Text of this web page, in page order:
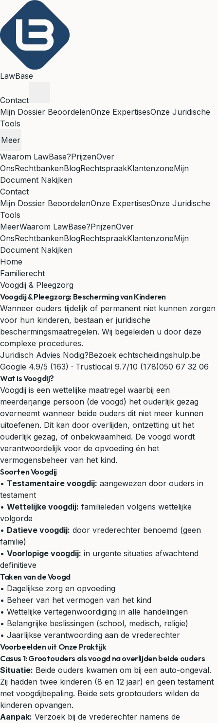
LawBase
Contact
Mijn Dossier BeoordelenOnze ExpertisesOnze Juridische
Tools
Meer
Waarom LawBase?PrijzenOver
OnsRechtbankenBlogRechtspraakKlantenzoneMijn
Document Nakijken
Contact
Mijn Dossier BeoordelenOnze ExpertisesOnze Juridische
Tools
MeerWaarom LawBase?PrijzenOver
OnsRechtbankenBlogRechtspraakKlantenzoneMijn
Document Nakijken
Home
Familierecht
Voogdij & Pleegzorg
Voogdij & Pleegzorg: Bescherming van Kinderen
Wanneer ouders tijdelijk of permanent niet kunnen zorgen
voor hun kinderen, bestaan er juridische
beschermingsmaatregelen. Wij begeleiden u door deze
complexe procedures.
Juridisch Advies Nodig?Bezoek echtscheidingshulp.be
Google 4.9/5 (163) · Trustlocal 9.7/10 (178)050 67 32 06
Wat is Voogdij?
Voogdij is een wettelijke maatregel waarbij een
meerderjarige persoon (de voogd) het ouderlijk gezag
overneemt wanneer beide ouders dit niet meer kunnen
uitoefenen. Dit kan door overlijden, ontzetting uit het
ouderlijk gezag, of onbekwaamheid. De voogd wordt
verantwoordelijk voor de opvoeding én het
vermogensbeheer van het kind.
Soorten Voogdij
• Testamentaire voogdij: aangewezen door ouders in
testament
• Wettelijke voogdij: familieleden volgens wettelijke
volgorde
• Datieve voogdij: door vrederechter benoemd (geen
familie)
• Voorlopige voogdij: in urgente situaties afwachtend
definitieve
Taken van de Voogd
• Dagelijkse zorg en opvoeding
• Beheer van het vermogen van het kind
• Wettelijke vertegenwoordiging in alle handelingen
• Belangrijke beslissingen (school, medisch, religie)
• Jaarlijkse verantwoording aan de vrederechter
Voorbeelden uit Onze Praktijk
Casus 1: Grootouders als voogd na overlijden beide ouders
Situatie: Beide ouders kwamen om bij een auto-ongeval.
Zij hadden twee kinderen (8 en 12 jaar) en geen testament
met voogdijbepaling. Beide sets grootouders wilden de
kinderen opvangen.
Aanpak: Verzoek bij de vrederechter namens de